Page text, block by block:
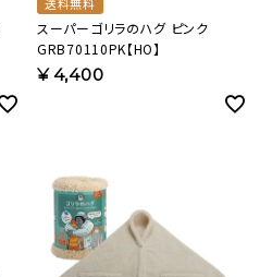
スーパーゴリラのハグ ピンク
GRB70110PK【HO】
¥4,400